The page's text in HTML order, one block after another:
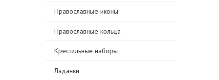
Православные иконы
Православные кольца
Крестильные наборы
Ладанки